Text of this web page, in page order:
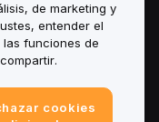
de marketing y
entender el
funciones de
cookies